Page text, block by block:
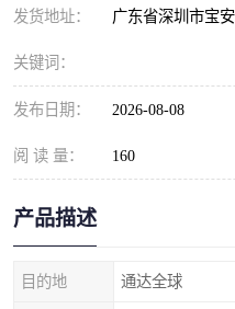
发货地址： 广东省深圳市宝
关键词：
发布日期： 2026-08-08
阅 读 量： 160
产品描述
目的地 通达全球